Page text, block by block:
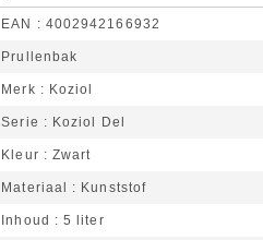
EAN 4002942166932
Prullenbak
Merk Koziol
Serie Koziol Del
Kleur Zwart
Materiaal Kunststof
Inhoud 5 liter